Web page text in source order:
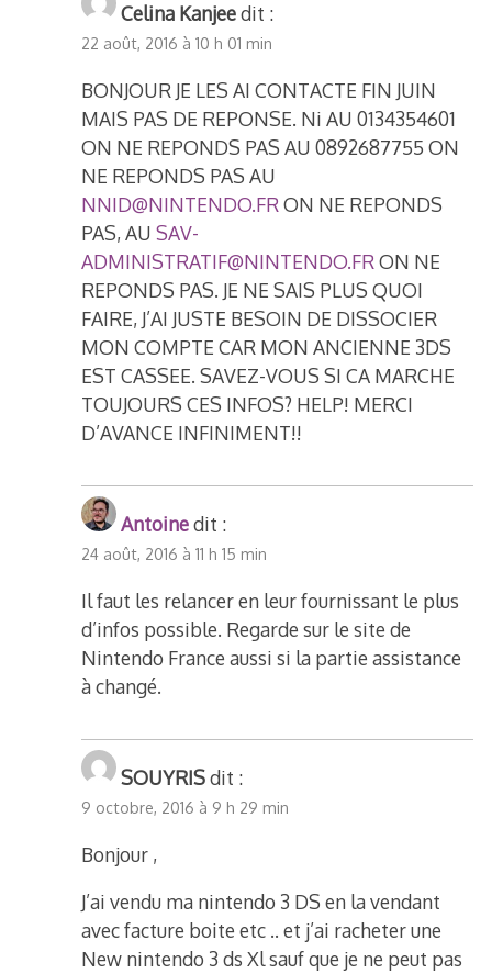
Celina Kanjeedit :
22 août, 2016 à 10 h 01 min
BONJOUR JE LES AI CONTACTE FIN JUIN
MAIS PAS DE REPONSE. Ni AU 0134354601
ON NE REPONDS PAS AU 0892687755 ON
NE REPONDS PAS AU
NNID@NINTENDO.FR ON NE REPONDS
PAS, AUSAV-
ADMINISTRATIF@NINTENDO.FR ON NE
REPONDS PAS. JE NE SAIS PLUS QUOI
FAIRE, J’AI JUSTE BESOIN DE DISSOCIER
MON COMPTE CAR MON ANCIENNE 3DS
EST CASSEE. SAVEZ-VOUS SI CA MARCHE
TOUJOURS CES INFOS? HELP! MERCI
D’AVANCE INFINIMENT!!
Antoinedit :
24 août, 2016 à 11 h 15 min
Il faut les relancer en leur fournissant le plus
d’infos possible. Regarde sur le site de
Nintendo France aussi si la partie assistance
à changé.
SOUYRISdit :
9 octobre, 2016 à 9 h 29 min
Bonjour ,
J’ai vendu ma nintendo 3 DS en la vendant
avec facture boite etc .. et j’ai racheter une
New nintendo 3 ds Xl sauf que je ne peut pas